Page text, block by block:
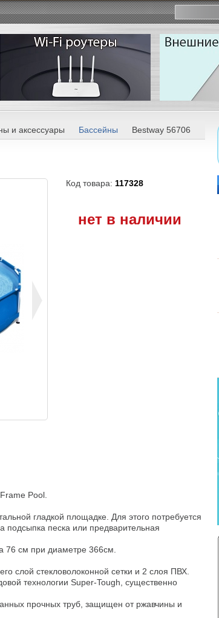
и аксессуары Бассейны Bestway 56706
Код товара: 117328
нет в наличии
Pool.
гладкой площадке. Для этого потребуется
подсыпка песка или предварительная
76 см при диаметре 366см.
слой стекловолоконной сетки и 2 слоя ПВХ.
технологии Super-Tough, существенно
прочных труб, защищен от ржавчины и